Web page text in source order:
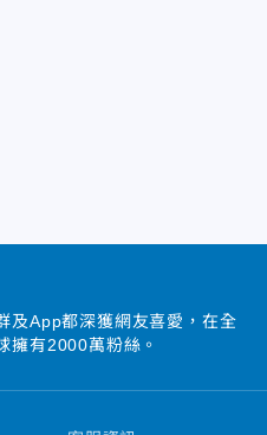
及App都深獲網友喜愛，在全
擁有2000萬粉絲。